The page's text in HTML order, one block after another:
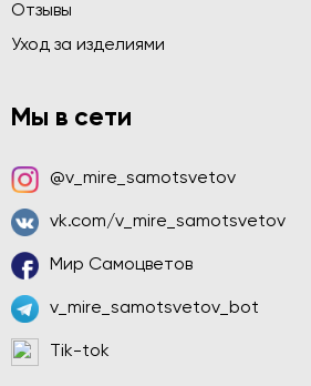
Отзывы
Уход за изделиями
Мы в сети
@v_mire_samotsvetov
vk.com/v_mire_samotsvetov
Мир Самоцветов
v_mire_samotsvetov_bot
Tik-tok